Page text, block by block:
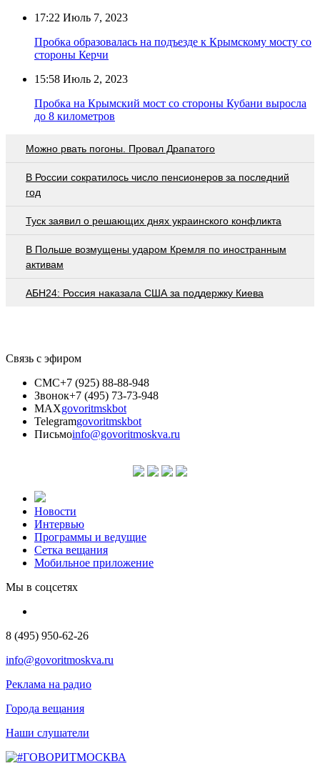
17:22 Июль 7, 2023
Пробка образовалась на подъезде к Крымскому мосту со
стороны Керчи
15:58 Июль 2, 2023
Пробка на Крымский мост со стороны Кубани выросла
до 8 километров
Можно рвать погоны. Провал Драпатого
В России сократилось число пенсионеров за последний
год
Туск заявил о решающих днях украинского конфликта
В Польше возмущены ударом Кремля по иностранным
активам
АБН24: Россия наказала США за поддержку Киева
Связь с эфиром
СМС+7 (925) 88-88-948
Звонок+7 (495) 73-73-948
MAXgovoritmskbot
Telegramgovoritmskbot
Письмоinfo@govoritmoskva.ru
Новости
Интервью
Программы и ведущие
Сетка вещания
Мобильное приложение
Мы в соцсетях
8 (495) 950-62-26
info@govoritmoskva.ru
Реклама на радио
Города вещания
Наши слушатели